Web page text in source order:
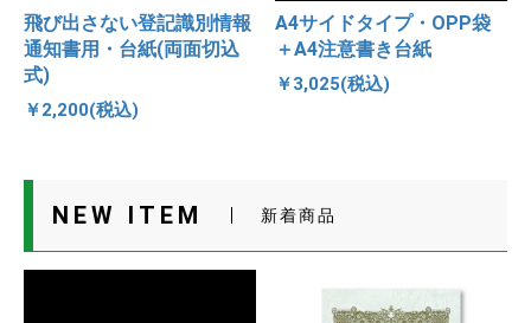
飛び出さない登記識別情報
通知書用・台紙(両面切込
式)
￥2,200(税込)
A4サイドタイプ・OPP袋
＋A4注意書き台紙
￥3,025(税込)
NEW ITEM 新着商品